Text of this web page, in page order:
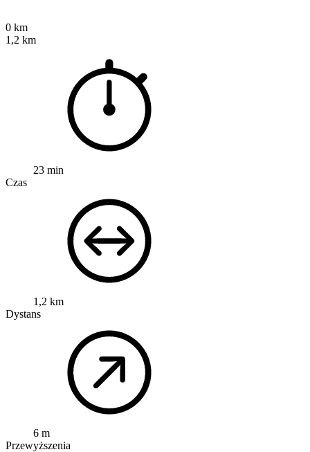
0 km
1,2 km
23 min
Czas
1,2 km
Dystans
6 m
Przewyższenia